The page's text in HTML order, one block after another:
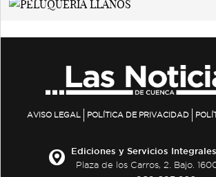
AVISO LEGAL POLÍTICA DE PRIVACIDAD
Ediciones y Servicios Integrales
Plaza de los Carros, 2. Bajo.